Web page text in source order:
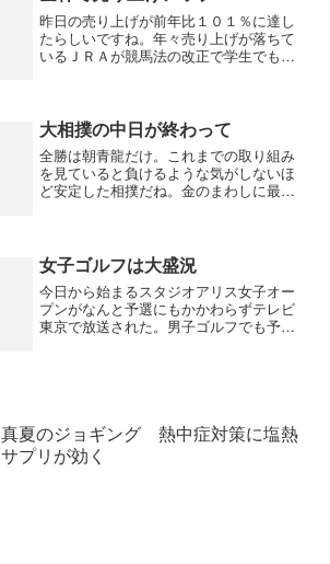
昨日の売り上げが前年比１０１％に達し
たらしいですね。年々売り上げが落ちて
いるＪＲＡが競馬法の改正で学生でも２
連単が発売になったおかげ...
大相撲の中日が終わって
全勝は朝青龍だけ。これまでの取り組み
を見ていると負けるような気がしないほ
ど安定した相撲だね。金のまわしに最初
らいなのかな。その魁皇は...
女子ゴルフは大盛況
今日から始まるスタジオアリス女子オー
プンがなんと予選にもかかわらずテレビ
東京で放送された。男子ゴルフでも予選
真夏のジョギング 熱中症対策に塩熱
サプリが効く